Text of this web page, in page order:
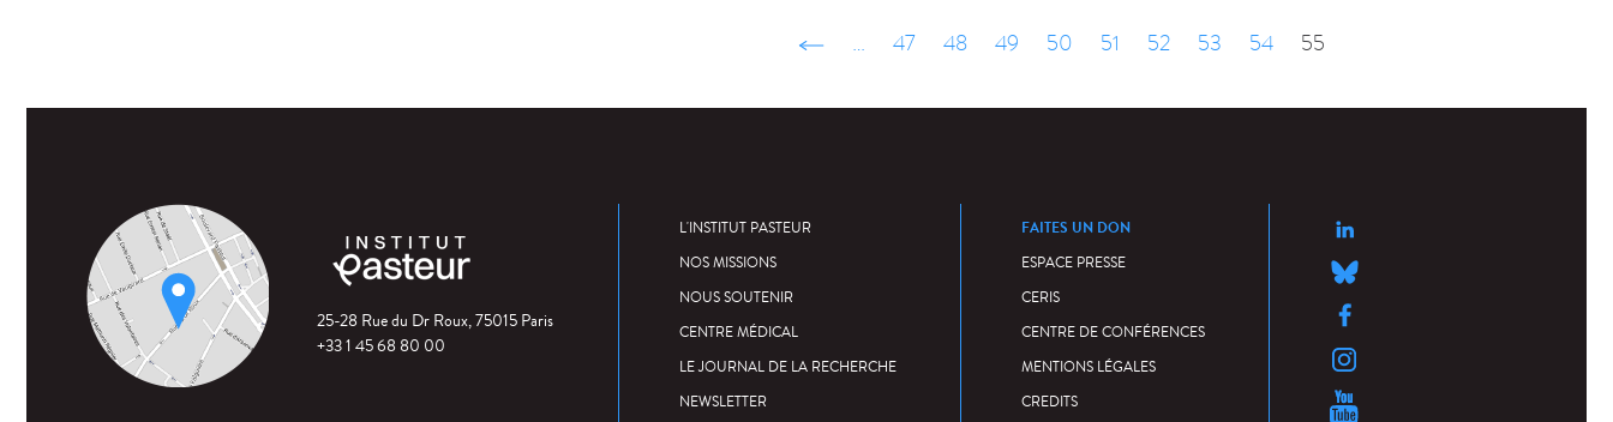
‹ précédent
… 47 48 49 50 51 52 53 54 55
25-28 Rue du Dr Roux, 75015 Paris
+33 1 45 68 80 00
L'INSTITUT PASTEUR
NOS MISSIONS
NOUS SOUTENIR
CENTRE MÉDICAL
LE JOURNAL DE LA RECHERCHE
NEWSLETTER
FAITES UN DON
ESPACE PRESSE
CERIS
CENTRE DE CONFÉRENCES
MENTIONS LÉGALES
CREDITS